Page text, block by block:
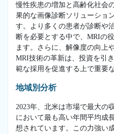
慢性疾患の増加と高齢化社会
果的な画像診断ソリューショ
す。より多くの患者が診断や
断を必要とする中で、MRIの
ます。さらに、解像度の向上
MRI技術の革新は、投資を引
範な採用を促進する上で重要
地域別分析
2023年、北米は市場で最大の
において最も高い年間平均成
想されています。この力強い